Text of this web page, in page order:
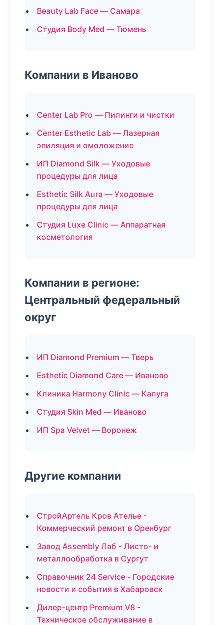
Beauty Lab Face — Самара
Студия Body Med — Тюмень
Компании в Иваново
Center Lab Pro — Пилинги и чистки
Center Esthetic Lab — Лазерная
эпиляция и омоложение
ИП Diamond Silk — Уходовые
процедуры для лица
Esthetic Silk Aura — Уходовые
процедуры для лица
Студия Luxe Clinic — Аппаратная
косметология
Компании в регионе:
Центральный федеральный
округ
ИП Diamond Premium — Тверь
Esthetic Diamond Care — Иваново
Клиника Harmony Clinic — Калуга
Студия Skin Med — Иваново
ИП Spa Velvet — Воронеж
Другие компании
СтройАртель Кров Ателье -
Коммерческий ремонт в Оренбург
Завод Assembly Лаб - Листо- и
металлообработка в Сургут
Справочник 24 Service - Городские
новости и события в Хабаровск
Дилер-центр Premium V8 -
Техническое обслуживание в